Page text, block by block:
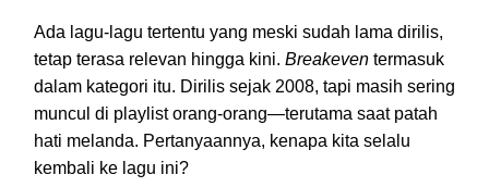
Ada lagu-lagu tertentu yang meski sudah lama dirilis,
tetap terasa relevan hingga kini. Breakeven termasuk
dalam kategori itu. Dirilis sejak 2008, tapi masih sering
muncul di playlist orang-orang—terutama saat patah
hati melanda. Pertanyaannya, kenapa kita selalu
kembali ke lagu ini?